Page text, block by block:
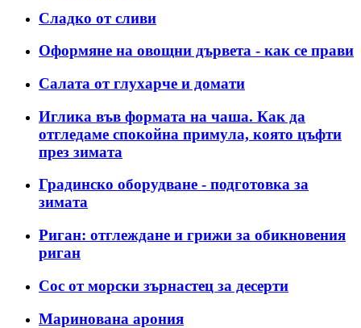
Сладко от сливи
Оформяне на овощни дървета - как се прави
Салата от глухарче и домати
Иглика във формата на чаша. Как да
отгледаме спокойна примула, която цъфти
през зимата
Градинско оборудване - подготовка за
зимата
Риган: отглеждане и грижи за обикновения
риган
Сос от морски зърнастец за десерти
Маринована арония